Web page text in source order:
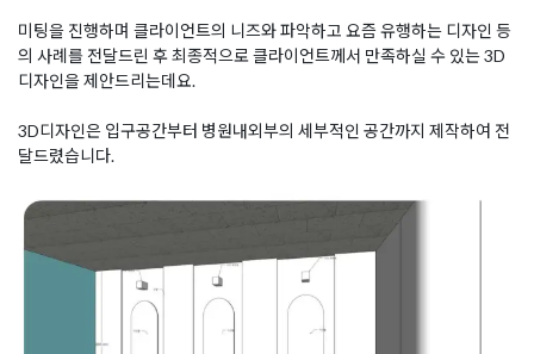
미팅을 진행하며 클라이언트의 니즈와 파악하고 요즘 유행하는 디자인 등
의 사례를 전달드린 후 최종적으로 클라이언트께서 만족하실 수 있는 3D
디자인을 제안드리는데요.
3D디자인은 입구공간부터 병원내외부의 세부적인 공간까지 제작하여 전
달드렸습니다.